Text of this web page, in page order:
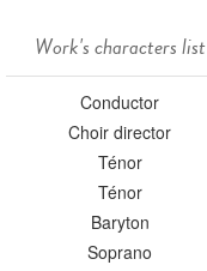
Work's characters list
Conductor
Choir director
Ténor
Ténor
Baryton
Soprano